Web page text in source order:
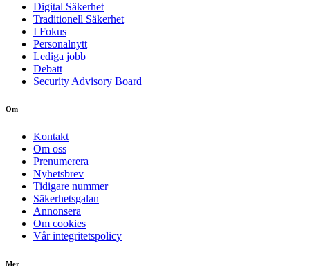
Digital Säkerhet
Traditionell Säkerhet
I Fokus
Personalnytt
Lediga jobb
Debatt
Security Advisory Board
Om
Kontakt
Om oss
Prenumerera
Nyhetsbrev
Tidigare nummer
Säkerhetsgalan
Annonsera
Om cookies
Vår integritetspolicy
Mer